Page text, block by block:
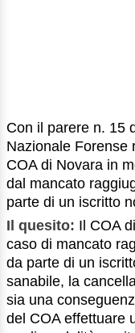
Con il parere n. 15
Nazionale Forense
COA di Novara in
dal mancato
parte di un iscritto
Il quesito: Il COA
caso di mancato
da parte di un
sanabile, la
sia una
del COA effettuare